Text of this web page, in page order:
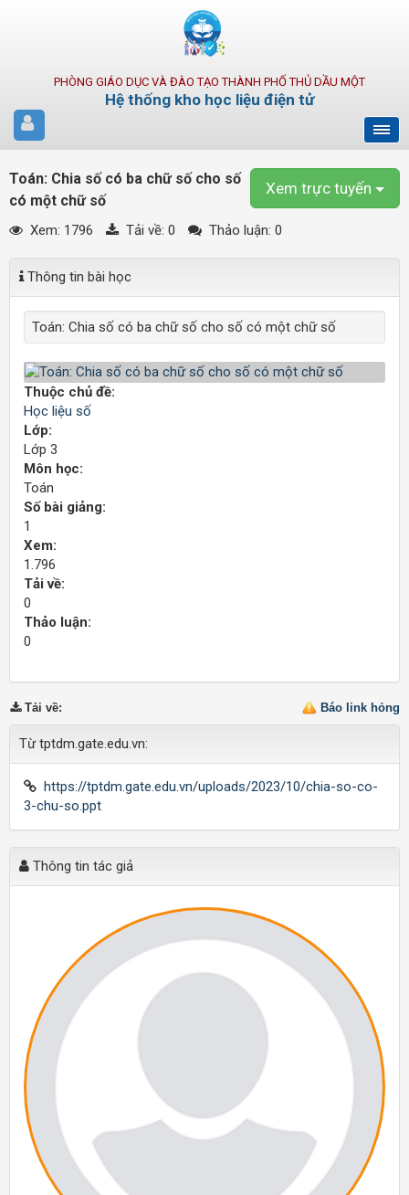
PHÒNG GIÁO DỤC VÀ ĐÀO TẠO THÀNH PHỐ THỦ DẦU MỘT
Hệ thống kho học liệu điện tử
Xem trực tuyến
Toán: Chia số có ba chữ số cho số
có một chữ số
Xem: 1796 Tải về: 0 Thảo luận: 0
Thông tin bài học
Toán: Chia số có ba chữ số cho số có một chữ số
Thuộc chủ đề:
Học liệu số
Lớp:
Lớp 3
Môn học:
Toán
Số bài giảng:
1
Xem:
1.796
Tải về:
0
Thảo luận:
0
Báo link hỏng
Tải về:
Từ tptdm.gate.edu.vn:
https://tptdm.gate.edu.vn/uploads/2023/10/chia-so-co-
3-chu-so.ppt
Thông tin tác giả